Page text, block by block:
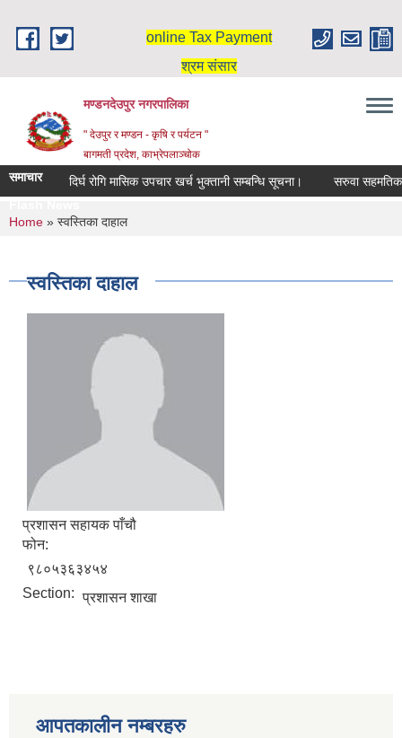
online Tax Payment
श्रम संसार
मण्डनदेउपुर नगरपालिका
" देउपुर र मण्डन - कृषि र पर्यटन "
बागमती प्रदेश, काभ्रेपलाञ्चोक
समाचार दिर्घ रोगि मासिक उपचार खर्च भुक्तानी सम्बन्धि सूचना।
सरुवा
You are here
Home » स्वस्तिका दाहाल
स्वस्तिका दाहाल
प्रशासन सहायक पाँचौ
फोन:
९८०५३६३४५४
Section: प्रशासन शाखा
आपतकालीन नम्बरहरु